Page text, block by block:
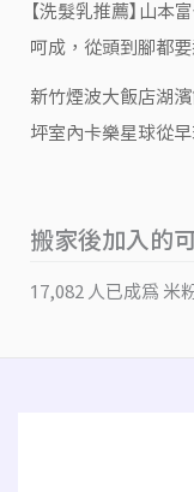
【洗髮乳推薦】山本
呵成，從頭到腳都
新竹煙波大飯店湖
坪室內卡樂星球從
搬家後加入的
17,082 人已成為 米